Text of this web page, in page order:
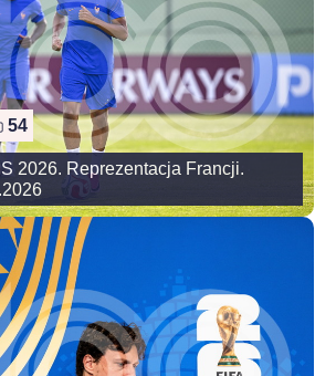
54
2026. Reprezentacja Francji.